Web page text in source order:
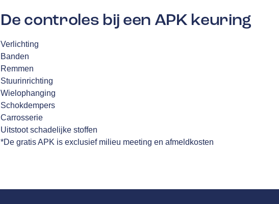
De controles bij een APK keuring
Verlichting
Banden
Remmen
Stuurinrichting
Wielophanging
Schokdempers
Carrosserie
Uitstoot schadelijke stoffen
*De gratis APK is exclusief milieu meeting en afmeldkosten